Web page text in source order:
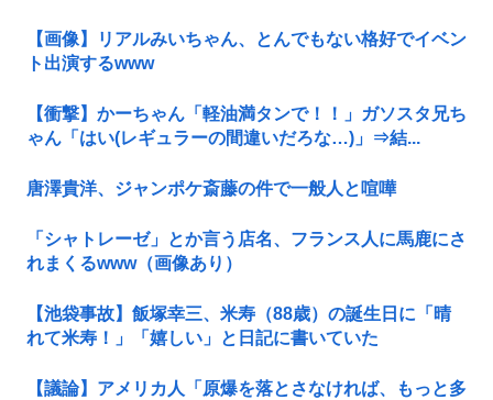
【画像】リアルみいちゃん、とんでもない格好でイベン
ト出演するwww
【衝撃】かーちゃん「軽油満タンで！！」ガソスタ兄ち
ゃん「はい(レギュラーの間違いだろな…)」⇒結...
唐澤貴洋、ジャンポケ斎藤の件で一般人と喧嘩
「シャトレーゼ」とか言う店名、フランス人に馬鹿にさ
れまくるwww（画像あり）
【池袋事故】飯塚幸三、米寿（88歳）の誕生日に「晴
れて米寿！」「嬉しい」と日記に書いていた
【議論】アメリカ人「原爆を落とさなければ、もっと多